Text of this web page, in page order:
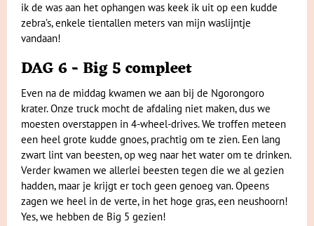
ik de was aan het ophangen was keek ik uit op een kudde
zebra’s, enkele tientallen meters van mijn waslijntje
vandaan!
DAG 6 - Big 5 compleet
Even na de middag kwamen we aan bij de Ngorongoro
krater. Onze truck mocht de afdaling niet maken, dus we
moesten overstappen in 4-wheel-drives. We troffen meteen
een heel grote kudde gnoes, prachtig om te zien. Een lang
zwart lint van beesten, op weg naar het water om te drinken.
Verder kwamen we allerlei beesten tegen die we al gezien
hadden, maar je krijgt er toch geen genoeg van. Opeens
zagen we heel in de verte, in het hoge gras, een neushoorn!
Yes, we hebben de Big 5 gezien!